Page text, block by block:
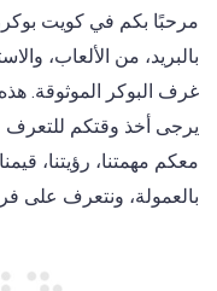
مرحبًا بكم في كويت بوكر،
بالبريد، من الألعاب،
غرف البوكر الموثوقة.
يرجى أخذ وقتكم للتعرف
معكم مهمتنا، رؤيتنا،
بالعمولة، ونتعرف على